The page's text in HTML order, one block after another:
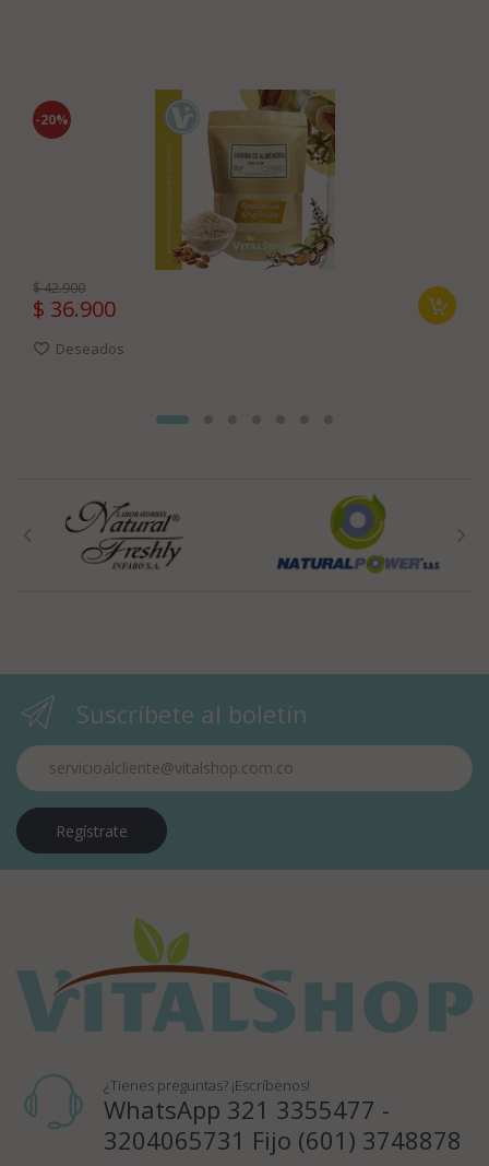
-20%
$ 42.900
$ 36.900
Deseados
Suscríbete al boletín
Regístrate
¿Tienes preguntas? ¡Escríbenos!
WhatsApp 321 3355477 -
3204065731 Fijo (601) 3748878